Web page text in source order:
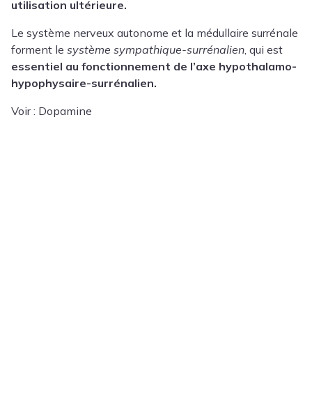
utilisation ultérieure.
Le système nerveux autonome et la médullaire surrénale
forment le système sympathique-surrénalien, qui est
essentiel au fonctionnement de l’axe hypothalamo-
hypophysaire-surrénalien.
Voir : Dopamine